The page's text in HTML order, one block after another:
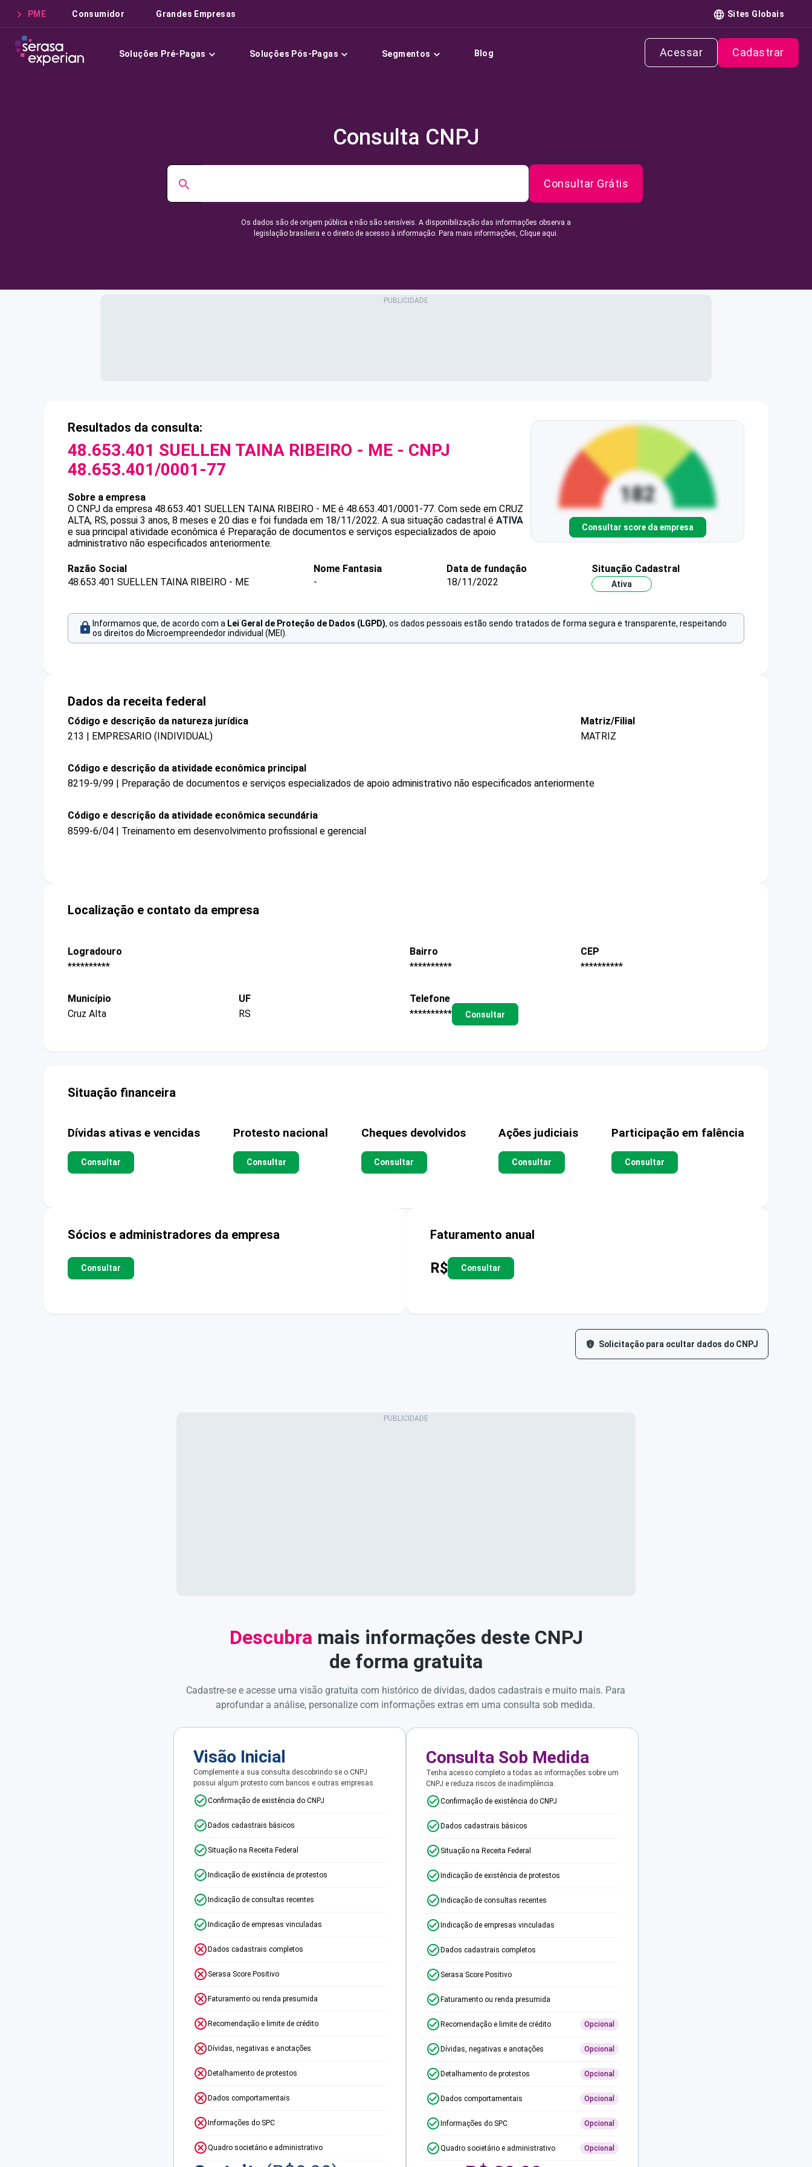
PME Consumidor Grandes Empresas Sites Globais
Soluções Pré-Pagas Soluções Pós-Pagas Segmentos Blog Acessar Cadastrar
Consulta CNPJ
Consultar Grátis
Os dados são de origem pública e não são sensíveis. A disponibilização das informações observa a
legislação brasileira e o direito de acesso à informação. Para mais informações, Clique aqui.
Resultados da consulta:
48.653.401 SUELLEN TAINA RIBEIRO - ME - CNPJ
48.653.401/0001-77
Sobre a empresa
O CNPJ da empresa 48.653.401 SUELLEN TAINA RIBEIRO - ME é 48.653.401/0001-77. Com sede em CRUZ
ALTA, RS, possui 3 anos, 8 meses e 20 dias e foi fundada em 18/11/2022. A sua situação cadastral é ATIVA
e sua principal atividade econômica é Preparação de documentos e serviços especializados de apoio
administrativo não especificados anteriormente.
Consultar score da empresa
Razão Social
48.653.401 SUELLEN TAINA RIBEIRO - ME
Nome Fantasia
-
Data de fundação
18/11/2022
Situação Cadastral
Ativa
Informamos que, de acordo com a Lei Geral de Proteção de Dados (LGPD), os dados pessoais estão sendo tratados de forma segura e transparente, respeitando
os direitos do Microempreendedor individual (MEI).
Dados da receita federal
Código e descrição da natureza jurídica
213 | EMPRESARIO (INDIVIDUAL)
Matriz/Filial
MATRIZ
Código e descrição da atividade econômica principal
8219-9/99 | Preparação de documentos e serviços especializados de apoio administrativo não especificados anteriormente
Código e descrição da atividade econômica secundária
8599-6/04 | Treinamento em desenvolvimento profissional e gerencial
Localização e contato da empresa
Logradouro
**********
Bairro
**********
CEP
**********
Município
Cruz Alta
UF
RS
Telefone
**********
Consultar
Situação financeira
Dívidas ativas e vencidas
Consultar
Protesto nacional
Consultar
Cheques devolvidos
Consultar
Ações judiciais
Consultar
Participação em falência
Consultar
Sócios e administradores da empresa
Consultar
Faturamento anual
R$ Consultar
Solicitação para ocultar dados do CNPJ
Descubra mais informações deste CNPJ
de forma gratuita
Cadastre-se e acesse uma visão gratuita com histórico de dívidas, dados cadastrais e muito mais. Para
aprofundar a análise, personalize com informações extras em uma consulta sob medida.
Visão Inicial
Complemente a sua consulta descobrindo se o CNPJ
possui algum protesto com bancos e outras empresas.
Confirmação de existência do CNPJ
Dados cadastrais básicos
Situação na Receita Federal
Indicação de existência de protestos
Indicação de consultas recentes
Indicação de empresas vinculadas
Dados cadastrais completos
Serasa Score Positivo
Faturamento ou renda presumida
Recomendação e limite de crédito
Dívidas, negativas e anotações
Detalhamento de protestos
Dados comportamentais
Informações do SPC
Quadro societário e administrativo
Consulta Sob Medida
Tenha acesso completo a todas as informações sobre um
CNPJ e reduza riscos de inadimplência.
Confirmação de existência do CNPJ
Dados cadastrais básicos
Situação na Receita Federal
Indicação de existência de protestos
Indicação de consultas recentes
Indicação de empresas vinculadas
Dados cadastrais completos
Serasa Score Positivo
Faturamento ou renda presumida
Recomendação e limite de crédito Opcional
Dívidas, negativas e anotações Opcional
Detalhamento de protestos Opcional
Dados comportamentais Opcional
Informações do SPC Opcional
Quadro societário e administrativo Opcional